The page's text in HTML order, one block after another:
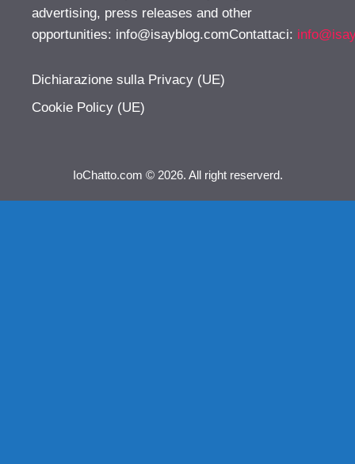
advertising, press releases and other
opportunities: info@isayblog.comContattaci:
Dichiarazione sulla Privacy (UE)
Cookie Policy (UE)
IoChatto.com © 2026. All right reserverd.